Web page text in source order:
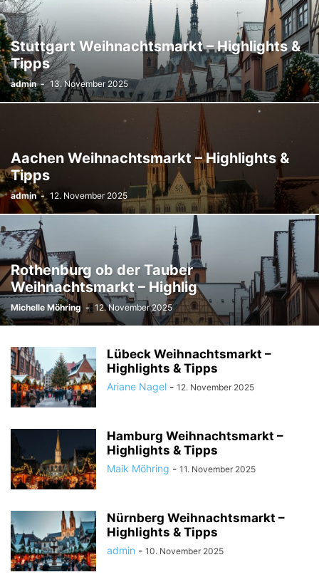
Stuttgart Weihnachtsmarkt – Highlights &
Tipps
admin - 13. November 2025
Aachen Weihnachtsmarkt – Highlights &
Tipps
admin - 12. November 2025
Rothenburg ob der Tauber
Weihnachtsmarkt – Highlig
Michelle Möhring - 12. November 2025
Lübeck Weihnachtsmarkt –
Highlights & Tipps
Ariane Nagel - 12. November 2025
Hamburg Weihnachtsmarkt –
Highlights & Tipps
Maik Möhring - 11. November 2025
Nürnberg Weihnachtsmarkt –
Highlights & Tipps
admin - 10. November 2025